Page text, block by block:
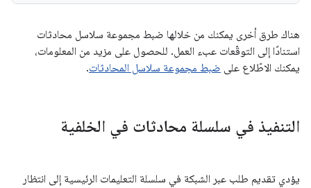
هناك طرق أخرى يمكنك من خلالها ضبط مجموعة سلاسل محادثات
استنادًا إلى التوقّعات عبء العمل. للحصول على مزيد من المعلومات،
يمكنك الاطّلاع على ضبط مجموعة سلاسل المحادثات.
التنفيذ في سلسلة محادثات في الخلفية
يؤدي تقديم طلب عبر الشبكة في سلسلة التعليمات الرئيسية إلى انتظار